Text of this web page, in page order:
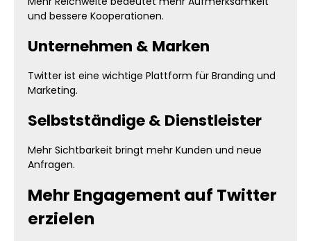
und bessere Kooperationen.
Unternehmen & Marken
Twitter ist eine wichtige Plattform für Branding und
Marketing.
Selbstständige & Dienstleister
Mehr Sichtbarkeit bringt mehr Kunden und neue
Anfragen.
Mehr Engagement auf Twitter
erzielen